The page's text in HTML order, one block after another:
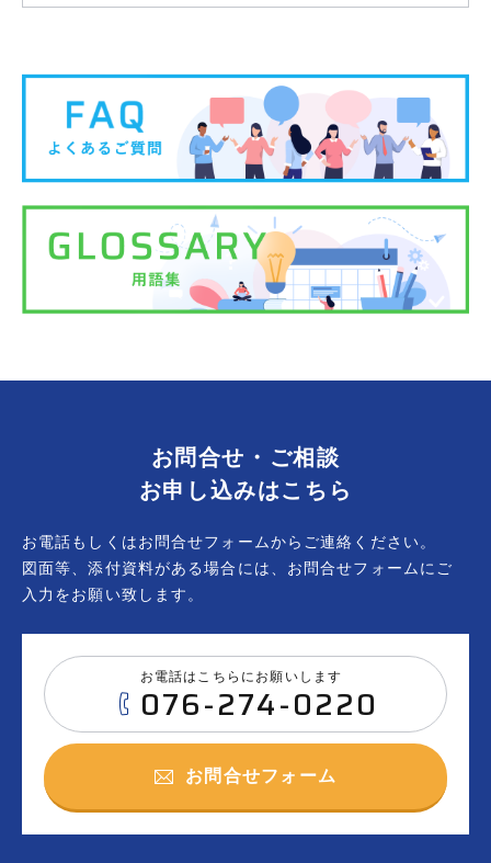
お問合せ・ご相談
お申し込みはこちら
お電話もしくはお問合せフォームからご連絡ください。
図面等、添付資料がある場合には、お問合せフォームにご
入力をお願い致します。
お電話はこちらにお願いします
076-274-0220
お問合せフォーム